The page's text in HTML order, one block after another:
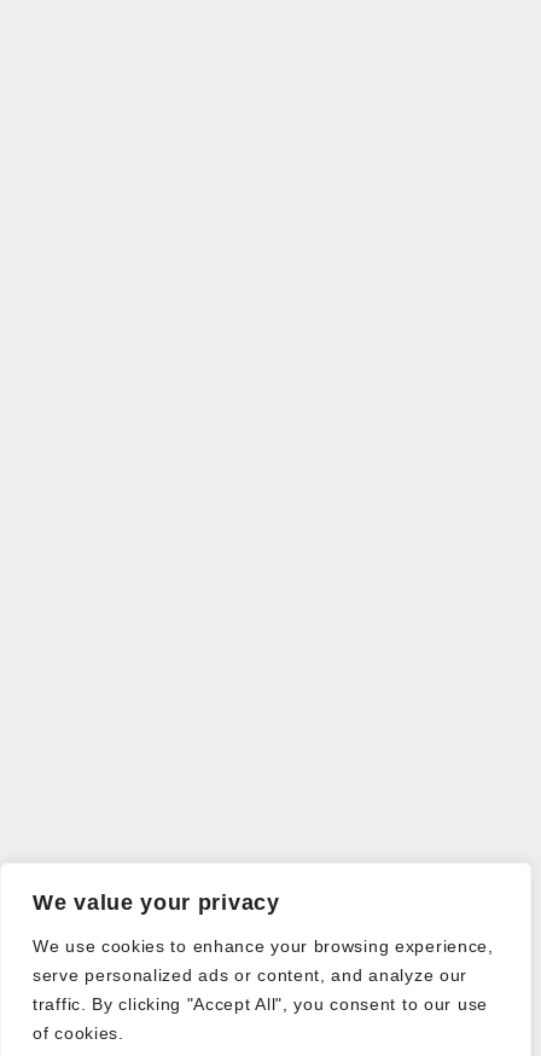
We value your privacy
We use cookies to enhance your browsing experience,
serve personalized ads or content, and analyze our
traffic. By clicking "Accept All", you consent to our use
of cookies.